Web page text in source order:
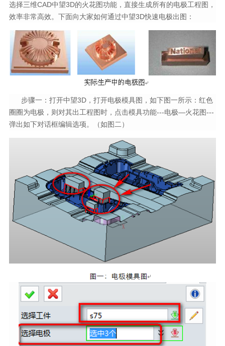
选择三维CAD中望3D的火花图功能，直接生成所有的电极工程图，
效率非常高效。下面向大家如何通过中望3D快速电极出图：
步骤一：打开中望3D，打开电极模具图，如下图一所示：红色
圈圈为电极，则对其出工程图时，点击模具功能---电极—火花图---
弹出如下对话框编辑选项。（如图二）